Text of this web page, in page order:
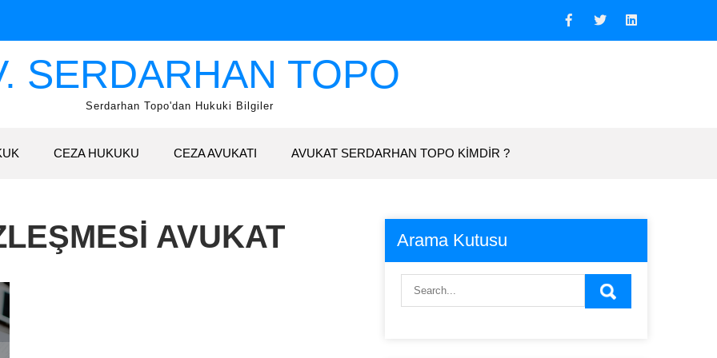
SERDARHAN TOPO
Serdarhan Topo'dan Hukuki Bilgiler
CEZA HUKUKU CEZA AVUKATI AVUKAT SERDARHAN TOPO KIMDIR ?
AVUKAT Arama Kutusu